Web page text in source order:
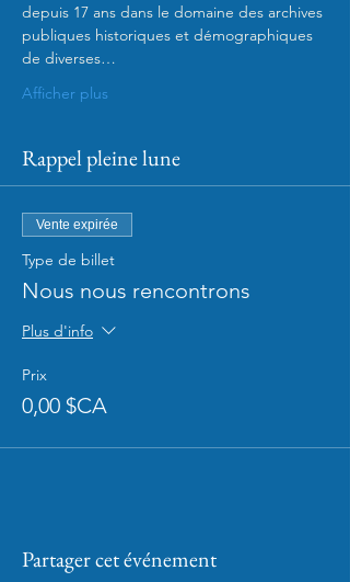
depuis 17 ans dans le domaine des archives
publiques historiques et démographiques
de diverses…
Afficher plus
Rappel pleine lune
Vente expirée
Type de billet
Nous nous rencontrons
Plus d'info
Prix
0,00 $CA
Partager cet événement